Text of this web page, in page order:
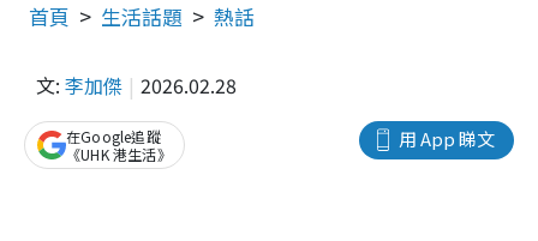
首頁 生活話題 熱話
文: 李加傑 2026.02.28
用 App 睇文
在Google追蹤
《UHK 港生活》